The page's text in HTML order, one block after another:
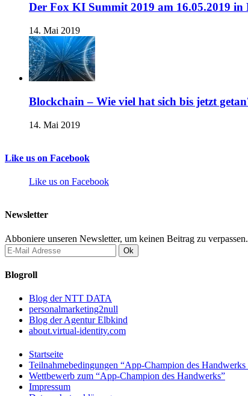
Der Fox KI Summit 2019 am 16.05.2019 in
14. Mai 2019
Blockchain – Wie viel hat sich bis jetzt
14. Mai 2019
Like us on Facebook
Like us on Facebook
Newsletter
Abboniere unseren Newsletter, um keinen Beitrag zu verpassen.
Blogroll
Blog der NTT DATA
personalmarketing2null
Blog der Agentur Elbkind
about.virtual-identity.com
Startseite
Teilnahmebedingungen “App-Champion des Handwerks
Wettbewerb zum “App-Champion des Handwerks”
Impressum